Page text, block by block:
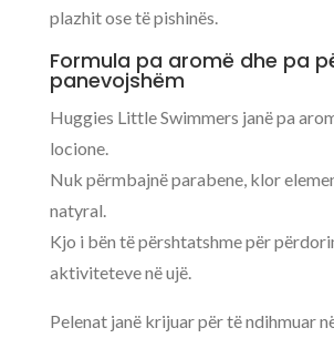
plazhit ose të pishinës.
Formula pa aromë dhe pa
panevojshëm
Huggies Little Swimmers janë pa
locione.
Nuk përmbajnë parabene, klor
natyral.
Kjo i bën të përshtatshme për
aktiviteteve në ujë.
Pelenat janë krijuar për të ndihmuar